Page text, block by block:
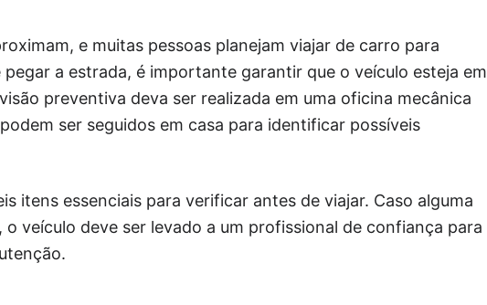
e muitas pessoas planejam viajar de carro para
a estrada, é importante garantir que o veículo esteja em
preventiva deva ser realizada em uma oficina mecânica
ser seguidos em casa para identificar possíveis
itens essenciais para verificar antes de viajar. Caso alguma
veículo deve ser levado a um profissional de confiança para